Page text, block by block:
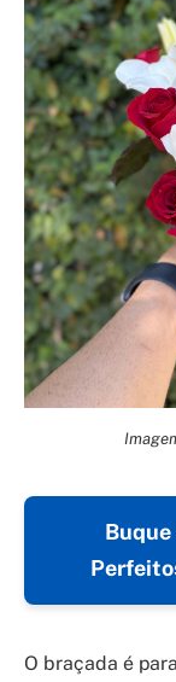
O braçada é